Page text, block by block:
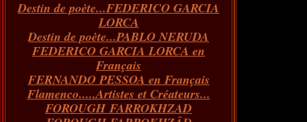
Destin de poète...FEDERICO GARCIA
LORCA
Destin de poète...PABLO NERUDA
FEDERICO GARCIA LORCA en
Français
FERNANDO PESSOA en Français
Flamenco.....Artistes et Créateurs...
FOROUGH FARROKHZAD